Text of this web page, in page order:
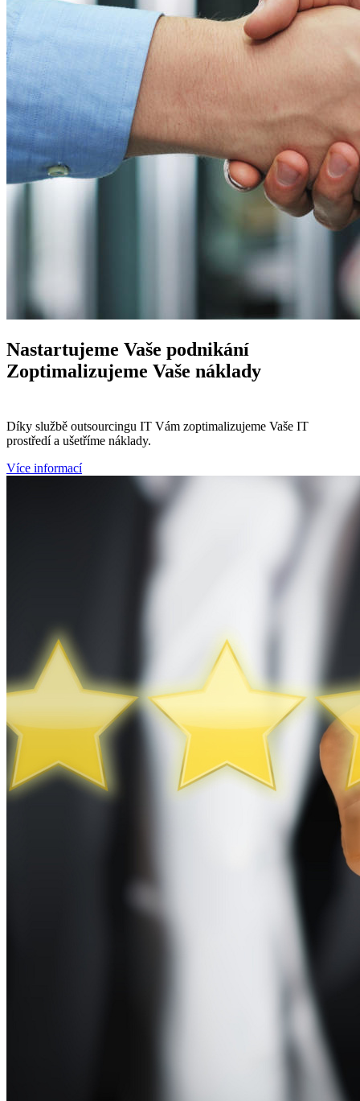
Nastartujeme Vaše podnikání
Zoptimalizujeme Vaše náklady
Díky službě outsourcingu IT Vám zoptimalizujeme Vaše IT
prostředí a ušetříme náklady.
Více informací